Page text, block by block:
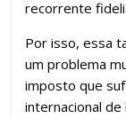
recorrente
Por isso, essa
um problema
imposto que
internacional de